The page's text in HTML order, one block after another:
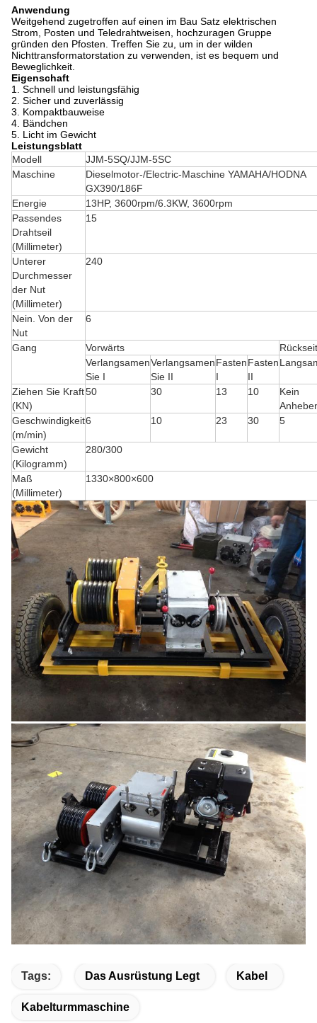
Anwendung
Weitgehend zugetroffen auf einen im Bau Satz elektrischen
Strom, Posten und Teledrahtweisen, hochzuragen Gruppe
gründen den Pfosten. Treffen Sie zu, um in der wilden
Nichttransformatorstation zu verwenden, ist es bequem und
Beweglichkeit.
Eigenschaft
1. Schnell und leistungsfähig
2. Sicher und zuverlässig
3. Kompaktbauweise
4. Bändchen
5. Licht im Gewicht
Leistungsblatt
Modell
JJM-5SQ/JJM-5SC
Maschine
Dieselmotor-/Electric-Maschine YAMAHA/HODNA
GX390/186F
Energie
13HP, 3600rpm/6.3KW, 3600rpm
Passendes
Drahtseil
(Millimeter)
15
Unterer
Durchmesser
der Nut
(Millimeter)
240
Nein. Von der
Nut
6
Gang Vorwärts
Verlangsamen
Sie I
Verlangsamen
Sie II
Fasten
I
Fasten
II
Ziehen Sie Kraft
(KN)
50 30 13 10
Kein
Geschwindigkeit
(m/min)
6 10 23 30 5
Gewicht
(Kilogramm)
280/300
Maß
(Millimeter)
1330×800×600
Tags: Das Ausrüstung Legt Kabel
Kabelturmmaschine